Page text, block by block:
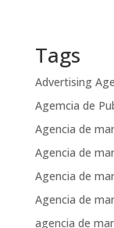
Tags
Advertising
Agemcia de
Agencia de
Agencia de
Agencia de
Agencia de
agencia de